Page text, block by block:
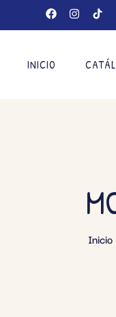
INICIO
Inicio